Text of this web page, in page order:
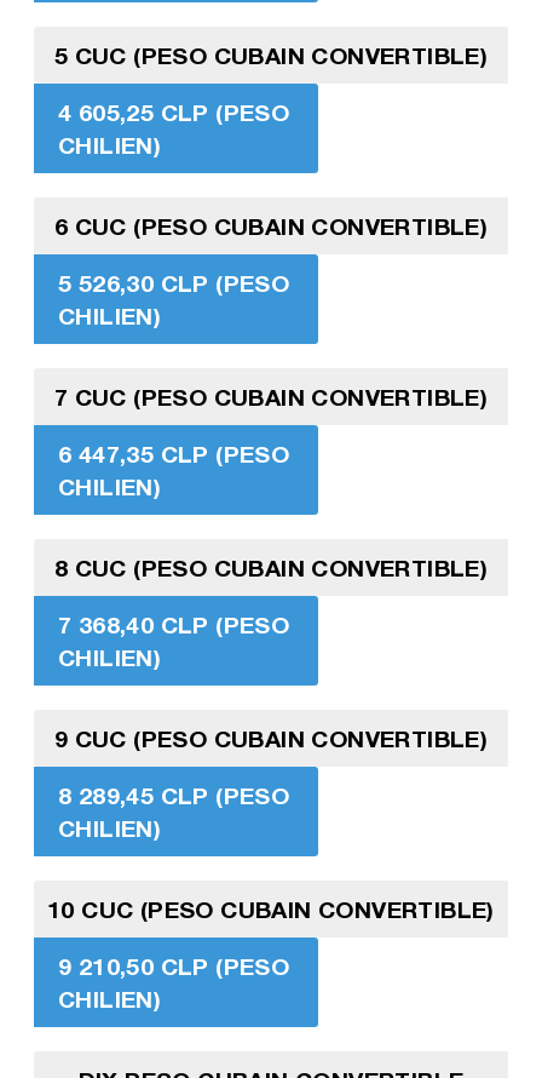
5 CUC (PESO CUBAIN CONVERTIBLE)
4 605,25 CLP (PESO
CHILIEN)
6 CUC (PESO CUBAIN CONVERTIBLE)
5 526,30 CLP (PESO
CHILIEN)
7 CUC (PESO CUBAIN CONVERTIBLE)
6 447,35 CLP (PESO
CHILIEN)
8 CUC (PESO CUBAIN CONVERTIBLE)
7 368,40 CLP (PESO
CHILIEN)
9 CUC (PESO CUBAIN CONVERTIBLE)
8 289,45 CLP (PESO
CHILIEN)
10 CUC (PESO CUBAIN CONVERTIBLE)
9 210,50 CLP (PESO
CHILIEN)